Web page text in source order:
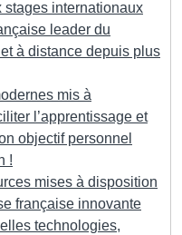
internationaux
leader du
à distance depuis plus
mis à
l’apprentissage et
objectif personnel
!
mises à disposition
française innovante
technologies,